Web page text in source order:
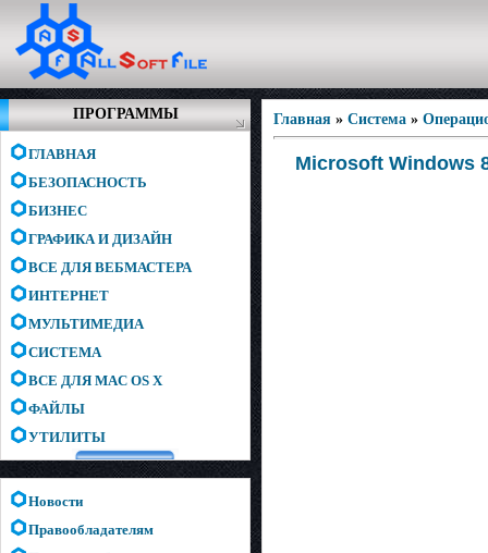
ПРОГРАММЫ
ГЛАВНАЯ
БЕЗОПАСНОСТЬ
БИЗНЕС
ГРАФИКА И ДИЗАЙН
ВСЕ ДЛЯ ВЕБМАСТЕРА
ИНТЕРНЕТ
МУЛЬТИМЕДИА
СИСТЕМА
ВСЕ ДЛЯ MAC OS X
ФАЙЛЫ
УТИЛИТЫ
Новости
Правообладателям
Главная » Система »
Microsoft Windows